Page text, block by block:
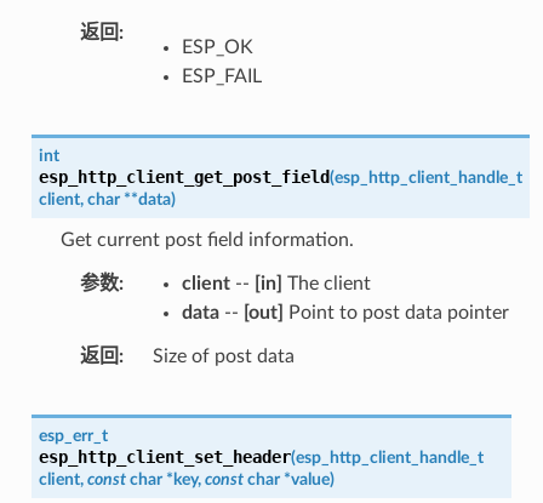
返回
ESP_OK
ESP_FAIL
int
esp_http_client_get_post_field(esp_http_client_handle_t
client, char **data)
Get current post field information.
参数 client-- [in] The client
data-- [out] Point to post data pointer
返回 Size of post data
esp_err_t
esp_http_client_set_header(esp_http_client_handle_t
client, const char * key, const char *value)